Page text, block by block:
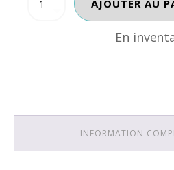
AJOUTER AU
En
INFORMATION